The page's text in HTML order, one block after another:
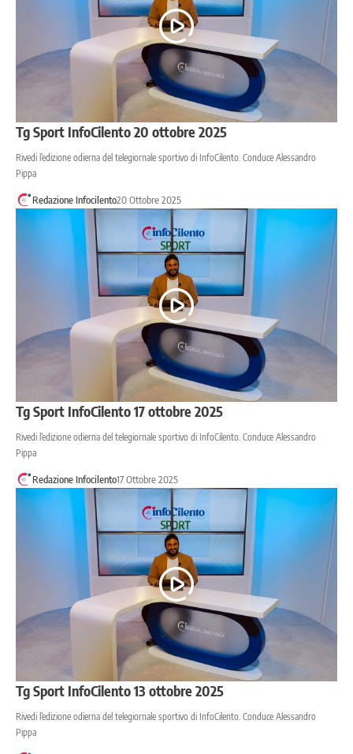
Tg Sport InfoCilento 20 ottobre 2025
Rivedi l’edizione odierna del telegiornale sportivo di InfoCilento. Conduce Alessandro
Pippa
Redazione Infocilento20 Ottobre 2025
Tg Sport InfoCilento 17 ottobre 2025
Rivedi l’edizione odierna del telegiornale sportivo di InfoCilento. Conduce Alessandro
Pippa
Redazione Infocilento17 Ottobre 2025
Tg Sport InfoCilento 13 ottobre 2025
Rivedi l’edizione odierna del telegiornale sportivo di InfoCilento. Conduce Alessandro
Pippa